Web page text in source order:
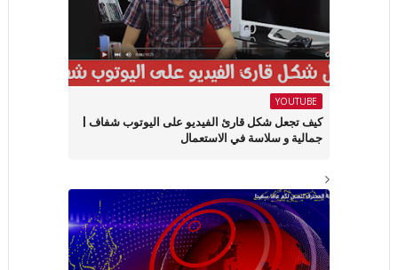
YOUTUBE
كيف تجعل شكل قارئ الفيديو على اليوتوب شفاف |
جمالية و سلاسة في الاستعمال